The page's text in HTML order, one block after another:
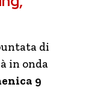
di
in onda
9